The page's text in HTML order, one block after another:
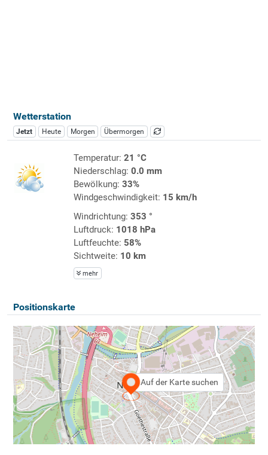
Wetterstation
Jetzt Heute Morgen Übermorgen
Temperatur: 21 °C
Niederschlag: 0.0 mm
Bewölkung: 33%
Windgeschwindigkeit: 15 km/h
Windrichtung: 353 °
Luftdruck: 1018 hPa
Luftfeuchte: 58%
Sichtweite: 10 km
mehr
Positionskarte
Auf der Karte suchen